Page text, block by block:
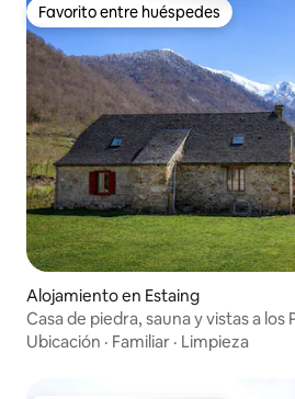
Favorito entre huéspedes
Favorito entre huéspedes
Alojamiento en Estaing
Casa de piedra, sauna y vistas a los
Ubicación · Familiar · Limpieza